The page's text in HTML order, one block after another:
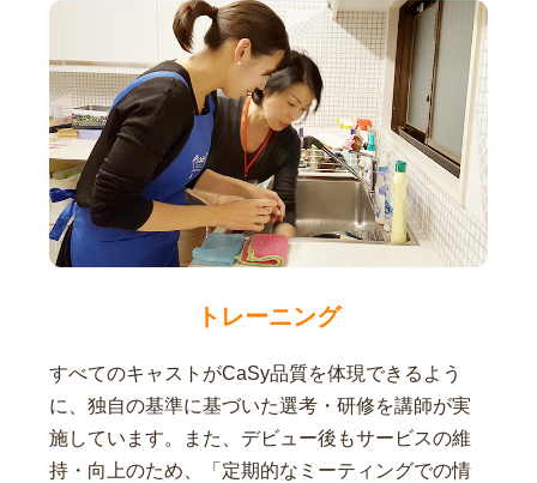
トレーニング
すべてのキャストがCaSy品質を体現できるよう
に、独自の基準に基づいた選考・研修を講師が実
施しています。また、デビュー後もサービスの維
持・向上のため、「定期的なミーティングでの情